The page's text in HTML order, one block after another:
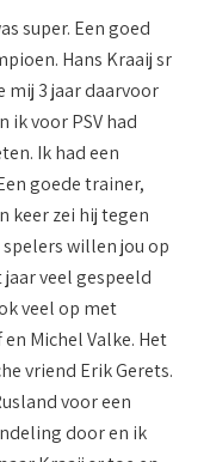
super. Een goed
Hans Kraaij sr
mij 3 jaar daarvoor
ik voor PSV had
Ik had een
goede trainer,
keer zei hij tegen
willen jou op
veel gespeeld
veel op met
Michel Valke. Het
vriend Erik Gerets.
voor een
door en ik